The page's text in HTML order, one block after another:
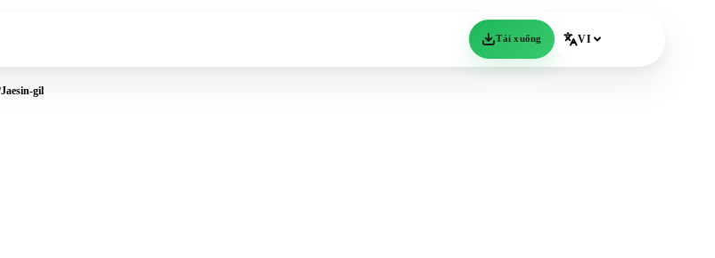
Tải xuống VI
Jaesin-gil